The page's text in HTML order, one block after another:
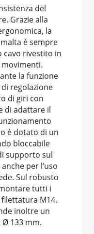
del
Grazie alla
la
è sempre
cavo rivestito in
la funzione
regolazione
di giri con
di adattare il
è dotato di un
bloccabile
supporto sul
per l’uso
Sul robusto
tutti i
M14.
inoltre un
133 mm.